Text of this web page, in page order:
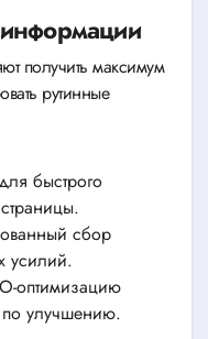
получить максимум
рутинные
быстрого
сбор
усилий.
оптимизацию
по улучшению.